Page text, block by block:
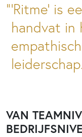
‘Ritme’ is
handvat in
leiderschap.
VAN